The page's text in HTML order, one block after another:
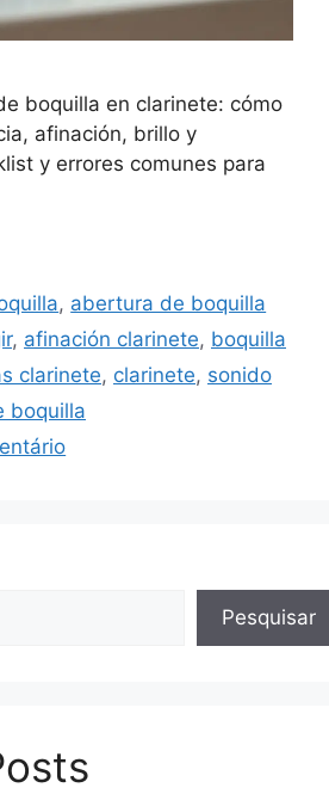
boquilla en clarinete: cómo
afinación, brillo y
y errores comunes para
, abertura de boquilla
, afinación clarinete, boquilla
clarinete, clarinete, sonido
boquilla
Pesquisar